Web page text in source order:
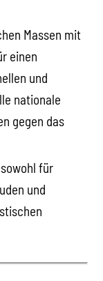
Massen mit
einen
und
nationale
gegen das
für
und